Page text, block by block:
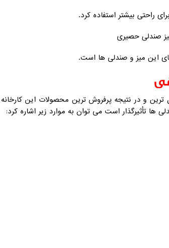
راحتی بیشتر استفاده کرد.
این میز و صندلی ها است.
ترین و در نتیجه پرفروش ترین محصولات این کارخانه
ها تأثیرگذار است می توان به موارد زیر اشاره کرد: